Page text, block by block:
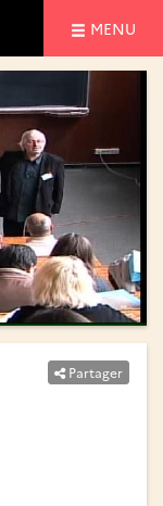
MENU
Partager